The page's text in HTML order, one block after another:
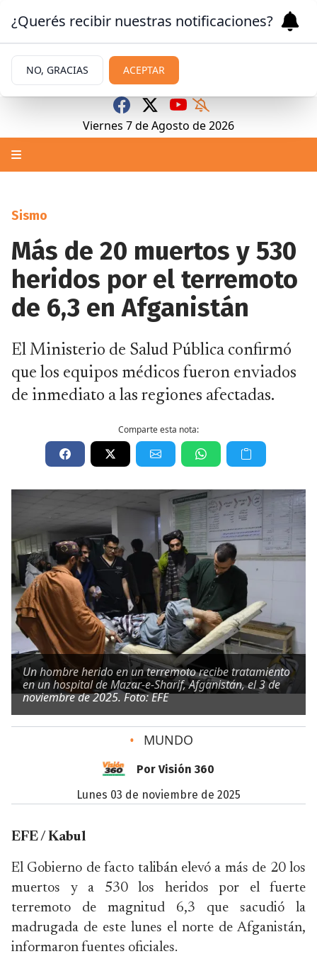
Viernes 7deAgosto de 2026
Sismo
Más de 20 muertos y 530
heridos por el terremoto
de 6,3 en Afganistán
El Ministerio de Salud Pública confirmó
que los equipos médicos fueron enviados
de inmediato a las regiones afectadas.
Comparte esta nota:
Un hombre herido en un terremoto recibe tratamiento
en un hospital de Mazar-e-Sharif, Afganistán, el 3 de
noviembre de 2025. Foto: EFE
• MUNDO
Por Visión 360
lunes 03 de noviembre de 2025
EFE / Kabul
El Gobierno de facto talibán elevó a más de 20 los
muertos y a 530 los heridos por el fuerte
terremoto de magnitud 6,3 que sacudió la
madrugada de este lunes el norte de Afganistán,
informaron fuentes oficiales.
¿Querés recibir nuestras notificaciones?
NO, GRACIAS ACEPTAR